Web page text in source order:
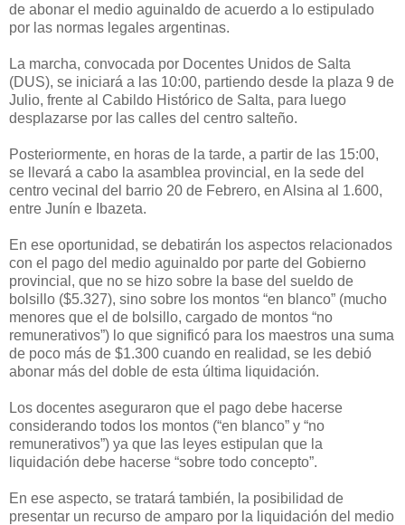
de abonar el medio aguinaldo de acuerdo a lo estipulado
por las normas legales argentinas.
La marcha, convocada por Docentes Unidos de Salta
(DUS), se iniciará a las 10:00, partiendo desde la plaza 9 de
Julio, frente al Cabildo Histórico de Salta, para luego
desplazarse por las calles del centro salteño.
Posteriormente, en horas de la tarde, a partir de las 15:00,
se llevará a cabo la asamblea provincial, en la sede del
centro vecinal del barrio 20 de Febrero, en Alsina al 1.600,
entre Junín e Ibazeta.
En ese oportunidad, se debatirán los aspectos relacionados
con el pago del medio aguinaldo por parte del Gobierno
provincial, que no se hizo sobre la base del sueldo de
bolsillo ($5.327), sino sobre los montos “en blanco” (mucho
menores que el de bolsillo, cargado de montos “no
remunerativos”) lo que significó para los maestros una suma
de poco más de $1.300 cuando en realidad, se les debió
abonar más del doble de esta última liquidación.
Los docentes aseguraron que el pago debe hacerse
considerando todos los montos (“en blanco” y “no
remunerativos”) ya que las leyes estipulan que la
liquidación debe hacerse “sobre todo concepto”.
En ese aspecto, se tratará también, la posibilidad de
presentar un recurso de amparo por la liquidación del medio